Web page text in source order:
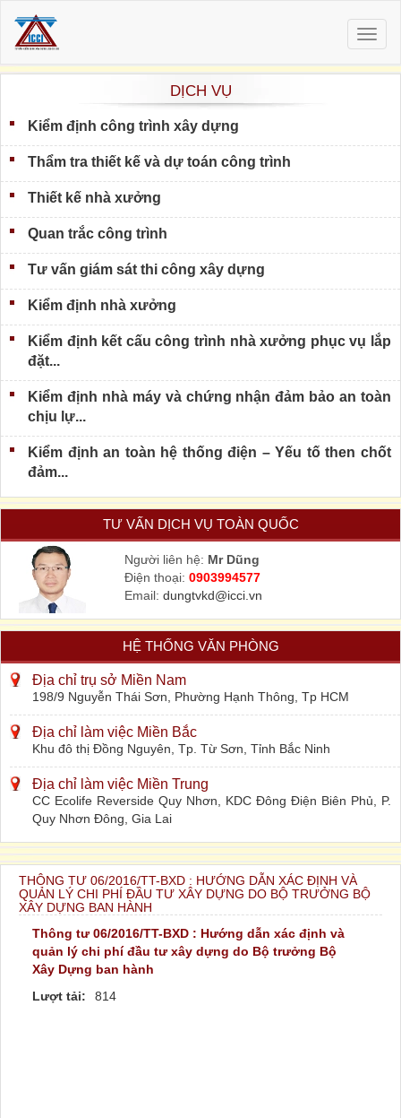
DỊCH VỤ
Kiểm định công trình xây dựng
Thẩm tra thiết kế và dự toán công trình
Thiết kế nhà xưởng
Quan trắc công trình
Tư vấn giám sát thi công xây dựng
Kiểm định nhà xưởng
Kiểm định kết cấu công trình nhà xưởng phục vụ lắp
đặt...
Kiểm định nhà máy và chứng nhận đảm bảo an toàn
chịu lự...
Kiểm định an toàn hệ thống điện – Yếu tố then chốt
đảm...
TƯ VẤN DỊCH VỤ TOÀN QUỐC
Người liên hệ: Mr Dũng
Điện thoại: 0903994577
Email: dungtvkd@icci.vn
HỆ THỐNG VĂN PHÒNG
Địa chỉ trụ sở Miền Nam
198/9 Nguyễn Thái Sơn, Phường Hạnh Thông, Tp HCM
Địa chỉ làm việc Miền Bắc
Khu đô thị Đồng Nguyên, Tp. Từ Sơn, Tỉnh Bắc Ninh
Địa chỉ làm việc Miền Trung
CC Ecolife Reverside Quy Nhơn, KDC Đông Điện Biên Phủ, P.
Quy Nhơn Đông, Gia Lai
THÔNG TƯ 06/2016/TT-BXD : HƯỚNG DẪN XÁC ĐỊNH VÀ
QUẢN LÝ CHI PHÍ ĐẦU TƯ XÂY DỰNG DO BỘ TRƯỞNG BỘ
XÂY DỰNG BAN HÀNH
Thông tư 06/2016/TT-BXD : Hướng dẫn xác định và
quản lý chi phí đầu tư xây dựng do Bộ trưởng Bộ
Xây Dựng ban hành
Lượt tải:
814